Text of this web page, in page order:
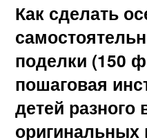
Как сделать
поделки (150
пошаговая
детей разного
оригинальных